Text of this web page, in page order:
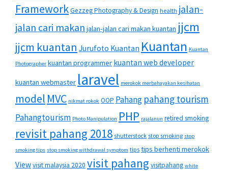
FrameworkGezzeg Photography & Design health jalan-
jalan cari makan jalan-jalan cari makan kuantan jjcm
jjcm kuantan Jurufoto Kuantan Kuantan Kuantan
Photographer kuantan programmer kuantan web developer
kuantan webmaster laravel merokok merbahayakan kesihatan
model MVC nikmat rokok OOP Pahang pahang tourism
Pahangtourism Photo Manipulation PHP rajalanun retired smoking
revisit pahang 2018 shutterstock stop smoking stop
smoking tips stop smoking withdrawal symptom tips tips berhenti merokok
Viewvisit malaysia 2020 visit pahang visitpahang white